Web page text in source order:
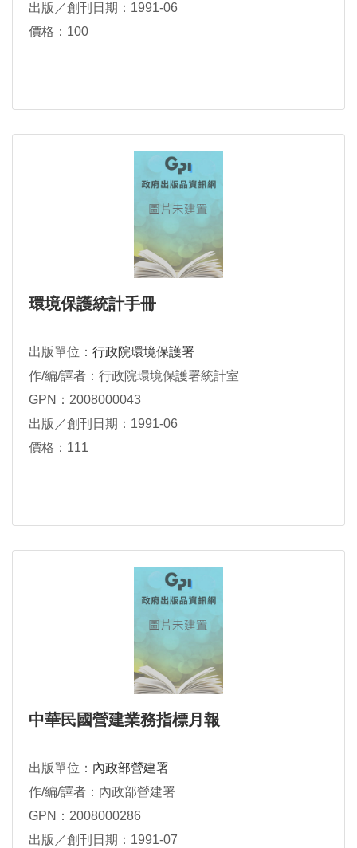
出版／創刊日期：1991-06
價格：100
環境保護統計手冊
出版單位： 行政院環境保護署
作/編/譯者：行政院環境保護署統計室
GPN：2008000043
出版／創刊日期：1991-06
價格：111
中華民國營建業務指標月報
出版單位： 內政部營建署
作/編/譯者：內政部營建署
GPN：2008000286
出版／創刊日期：1991-07